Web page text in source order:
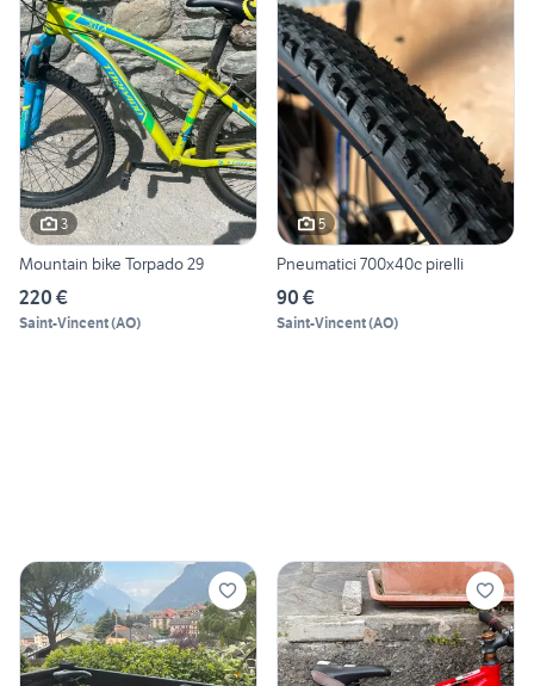
3
Mountain bike Torpado 29
220 €
Saint-Vincent(AO)
5
Pneumatici 700x40c pirelli
90 €
Saint-Vincent(AO)